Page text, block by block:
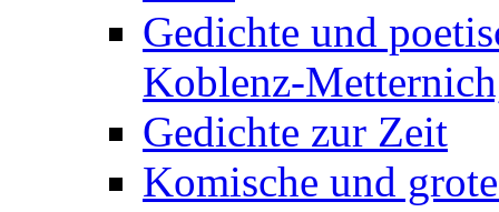
Gedichte und
Koblenz-
Gedichte zur Zeit
Komische und